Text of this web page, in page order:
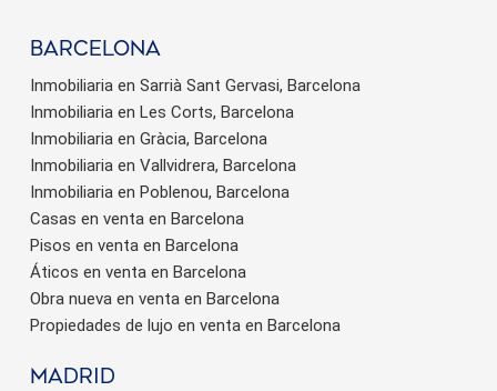
barcelona
Inmobiliaria en Sarrià Sant Gervasi, Barcelona
Inmobiliaria en Les Corts, Barcelona
Inmobiliaria en Gràcia, Barcelona
Inmobiliaria en Vallvidrera, Barcelona
Inmobiliaria en Poblenou, Barcelona
Casas en venta en Barcelona
Pisos en venta en Barcelona
Áticos en venta en Barcelona
Obra nueva en venta en Barcelona
Propiedades de lujo en venta en Barcelona
Madrid